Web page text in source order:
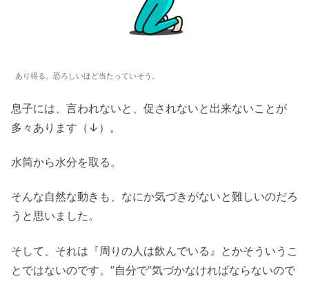
あり得る。恐ろしいほど当たっていそう。
息子には、言われないと、促されないと出来ないことが
多々あります（↓）。
水筒から水分を取る。
そんな自然な動きも、なにか気づきがないと難しいのだろ
うと思いました。
そして、それは『周りの人は飲んでいる』とかそういうこ
とではないのです。”自分で”気づかなければならないので